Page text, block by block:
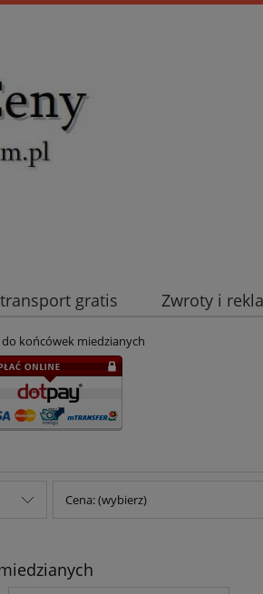
gratis Zwroty i
Automatyka NOVATEK
do końcówek miedzianych
Cena: (wybierz)